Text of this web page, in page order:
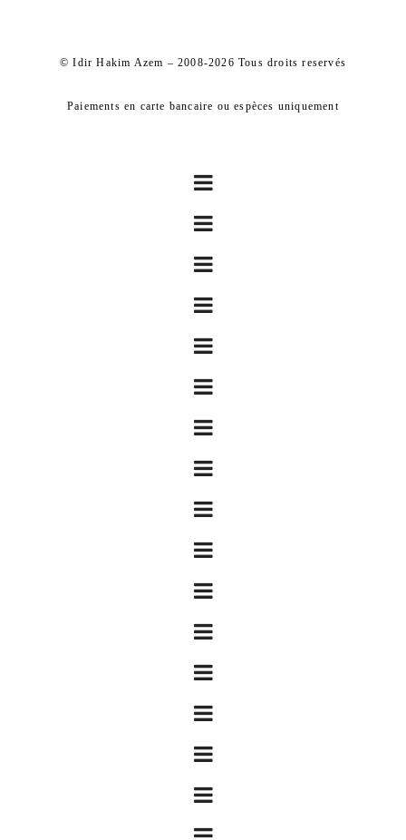
© Idir Hakim Azem – 2008-2026 Tous droits reservés
Paiements en carte bancaire ou espèces uniquement